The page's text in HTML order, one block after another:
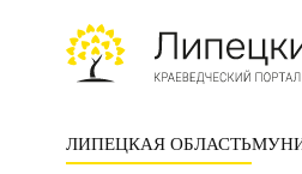
Skip to main content
ЛИПЕЦКАЯ ОБЛАСТЬ